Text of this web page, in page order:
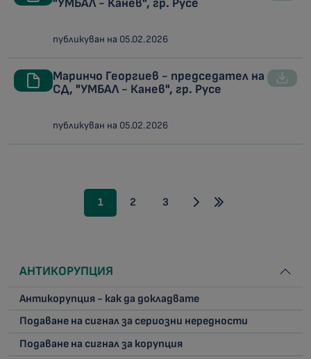
публикуван на 05.02.2026
Маринчо Георгиев - председател на
СД, "УМБАЛ - Канев", гр. Русе
публикуван на 05.02.2026
1 2 3
АНТИКОРУПЦИЯ
Антикорупция - как да докладвате
Подаване на сигнал за сериозни нередности
Подаване на сигнал за корупция